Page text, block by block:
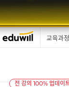
교육과정
전 강의 100% 업데이